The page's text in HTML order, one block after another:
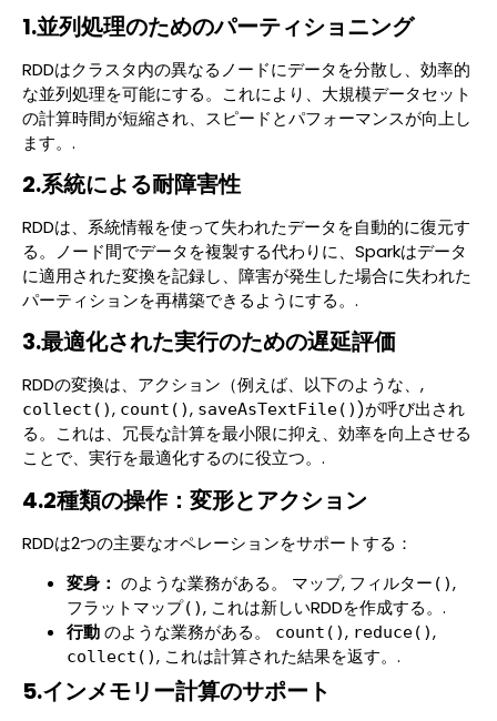
1.並列処理のためのパーティショニング
RDDはクラスタ内の異なるノードにデータを分散し、効率的
な並列処理を可能にする。これにより、大規模データセット
の計算時間が短縮され、スピードとパフォーマンスが向上し
ます。.
2.系統による耐障害性
RDDは、系統情報を使って失われたデータを自動的に復元す
る。ノード間でデータを複製する代わりに、Sparkはデータ
に適用された変換を記録し、障害が発生した場合に失われた
パーティションを再構築できるようにする。.
3.最適化された実行のための遅延評価
RDDの変換は、アクション（例えば、以下のような、,
collect(), count(), saveAsTextFile())が呼び出され
る。これは、冗長な計算を最小限に抑え、効率を向上させる
ことで、実行を最適化するのに役立つ。.
4.2種類の操作：変形とアクション
RDDは2つの主要なオペレーションをサポートする：
変身： のような業務がある。 マップ, フィルター(),
フラットマップ(), これは新しいRDDを作成する。.
行動のような業務がある。 count(), reduce(),
collect(), これは計算された結果を返す。.
5.インメモリー計算のサポート